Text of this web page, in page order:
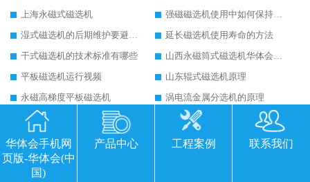
上海永磁式磁选机
强磁磁选机使用中如何保持其顺畅运行
湿式磁选机的后期维护要避开哪些坑
延长磁选机使用寿命的方法
干式磁选机的技术标准有哪些
山西永磁筒式磁选机华体会手机网页版-华体会(中国)
平板磁选机运行视频
山东辊式磁选机原理
永磁高梯度平板磁选机
涡电流金属分选机的原理
干式磁选机多少钱
干式磁选机工作原理图
最新资讯
2026 矿用永磁滚筒厂家排行榜选购干货指南 行业口碑标杆华体会手机
华体会手机网
页版-华体会(中
国)
产品中心 工程案例 联系我们